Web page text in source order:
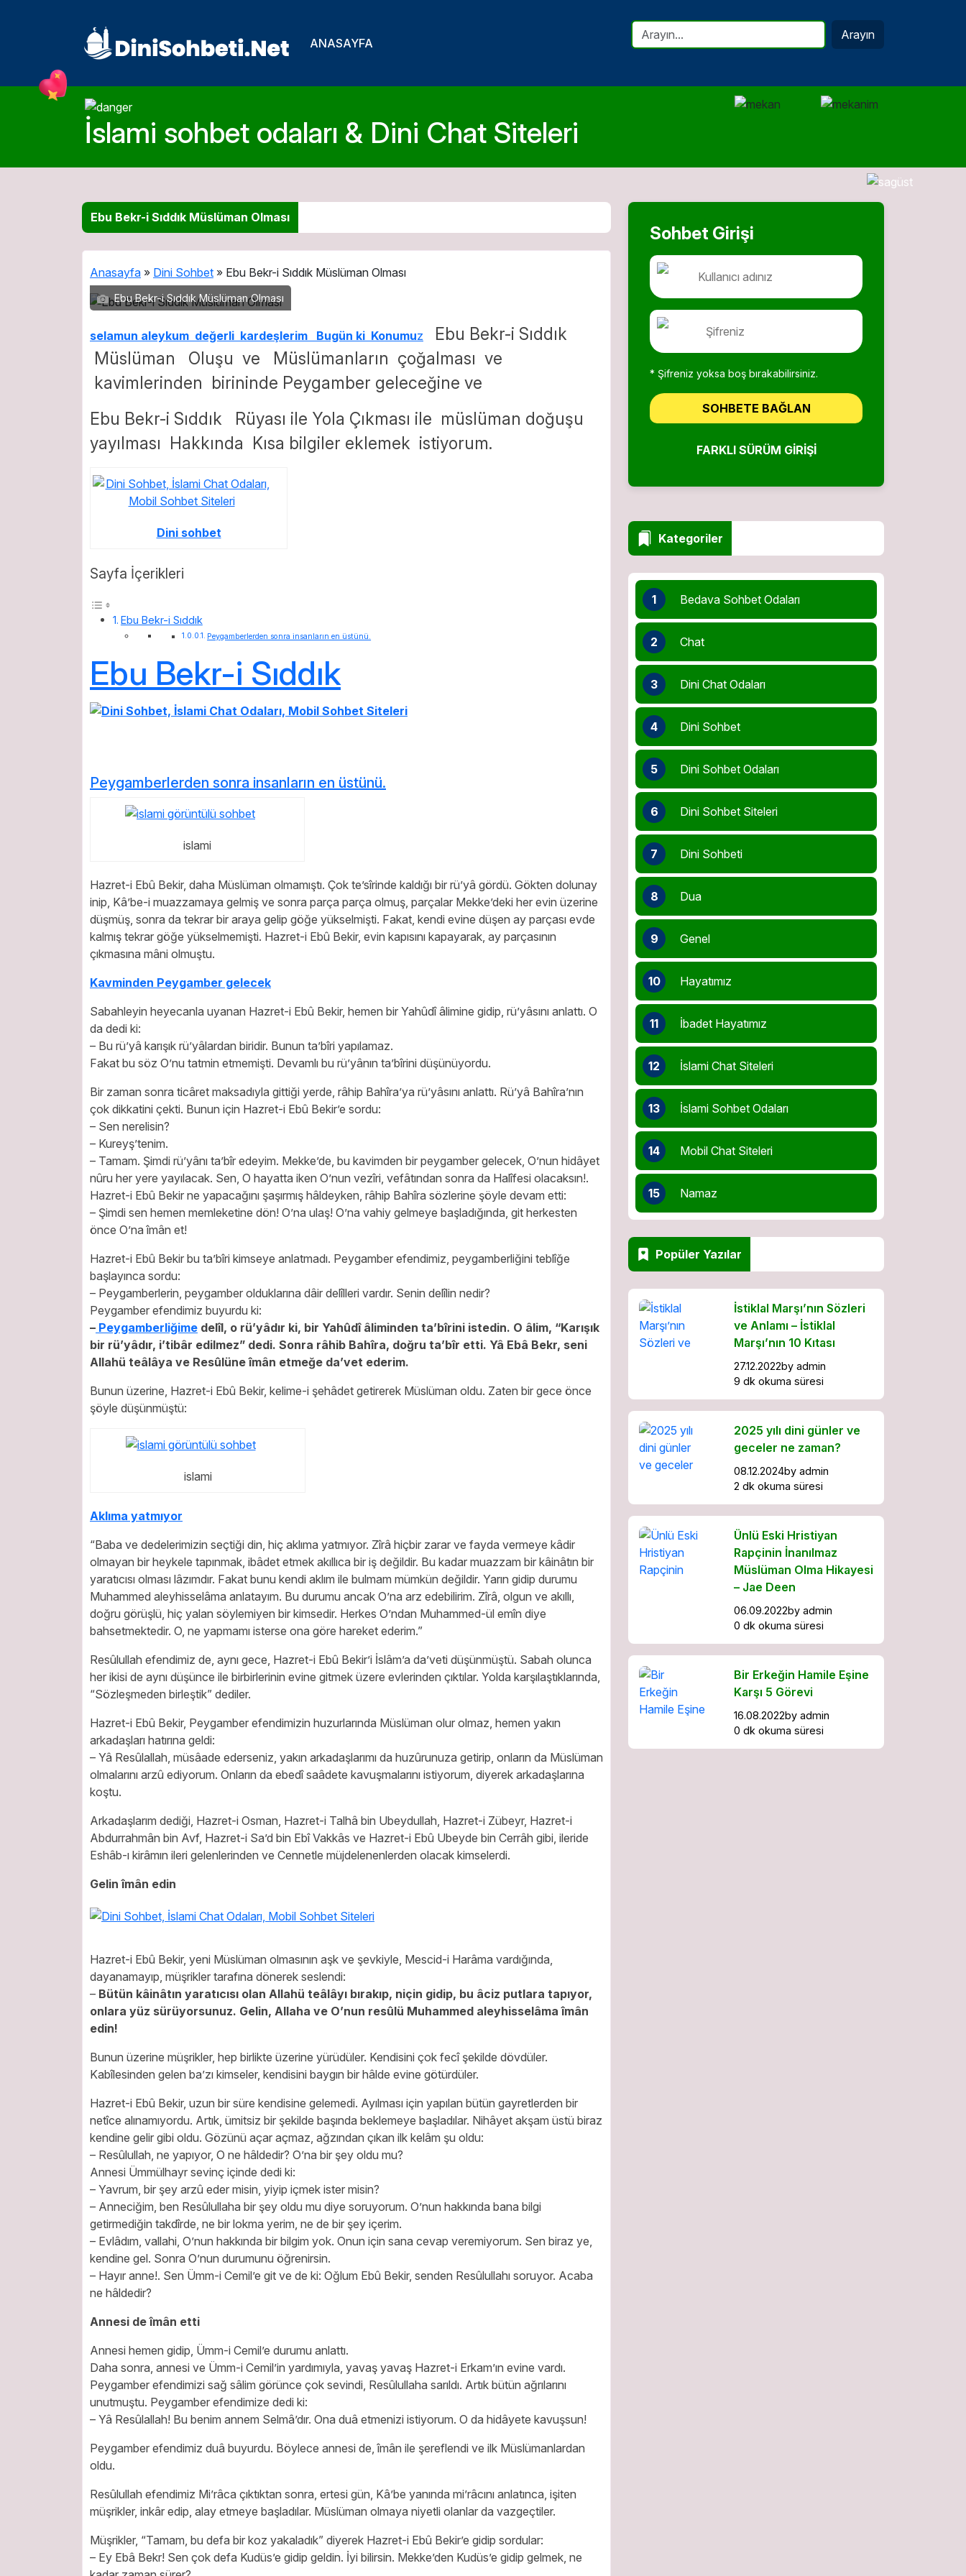
ANASAYFA
Arayın
İslami sohbet odaları & Dini Chat Siteleri
Ebu Bekr-i Sıddık Müslüman Olması
Anasayfa » Dini Sohbet » Ebu Bekr-i Sıddık Müslüman Olması
Ebu Bekr-i Sıddık Müslüman Olması
selamun aleykum değerli kardeşlerim Bugün ki Konumuz
Ebu Bekr-i Sıddık
Müslüman Oluşu ve Müslümanların çoğalması ve
kavimlerinden birininde Peygamber geleceğine ve
Ebu Bekr-i Sıddık Rüyası ile Yola Çıkması ile müslüman doğuşu
yayılması Hakkında Kısa bilgiler eklemek istiyorum.
Dini sohbet
Sayfa İçerikleri
Ebu Bekr-i Sıddık
Peygamberlerden sonra insanların en üstünü.
Ebu Bekr-i Sıddık
Peygamberlerden sonra insanların en üstünü.
islami
Hazret-i Ebû Bekir, daha Müslüman olmamıştı. Çok te’sîrinde kaldığı bir rü’yâ gördü. Gökten dolunay
inip, Kâ’be-i muazzamaya gelmiş ve sonra parça parça olmuş, parçalar Mekke’deki her evin üzerine
düşmüş, sonra da tekrar bir araya gelip göğe yükselmişti. Fakat, kendi evine düşen ay parçası evde
kalmış tekrar göğe yükselmemişti. Hazret-i Ebû Bekir, evin kapısını kapayarak, ay parçasının
çıkmasına mâni olmuştu.
Kavminden Peygamber gelecek
Sabahleyin heyecanla uyanan Hazret-i Ebû Bekir, hemen bir Yahûdî âlimine gidip, rü’yâsını anlattı. O
da dedi ki:
– Bu rü’yâ karışık rü’yâlardan biridir. Bunun ta’bîri yapılamaz.
Fakat bu söz O’nu tatmin etmemişti. Devamlı bu rü’yânın ta’bîrini düşünüyordu.
Bir zaman sonra ticâret maksadıyla gittiği yerde, râhip Bahîra’ya rü’yâsını anlattı. Rü’yâ Bahîra’nın
çok dikkatini çekti. Bunun için Hazret-i Ebû Bekir’e sordu:
– Sen nerelisin?
– Kureyş’tenim.
– Tamam. Şimdi rü’yânı ta’bîr edeyim. Mekke’de, bu kavimden bir peygamber gelecek, O’nun hidâyet
nûru her yere yayılacak. Sen, O hayatta iken O’nun vezîri, vefâtından sonra da Halîfesi olacaksın!.
Hazret-i Ebû Bekir ne yapacağını şaşırmış hâldeyken, râhip Bahîra sözlerine şöyle devam etti:
– Şimdi sen hemen memleketine dön! O’na ulaş! O’na vahiy gelmeye başladığında, git herkesten
önce O’na îmân et!
Hazret-i Ebû Bekir bu ta’bîri kimseye anlatmadı. Peygamber efendimiz, peygamberliğini teblîğe
başlayınca sordu:
– Peygamberlerin, peygamber olduklarına dâir delîlleri vardır. Senin delîlin nedir?
Peygamber efendimiz buyurdu ki:
– Peygamberliğime delîl, o rü’yâdır ki, bir Yahûdî âliminden ta’bîrini istedin. O âlim, “Karışık
bir rü’yâdır, i’tibâr edilmez” dedi. Sonra râhib Bahîra, doğru ta’bîr etti. Yâ Ebâ Bekr, seni
Allahü teâlâya ve Resûlüne îmân etmeğe da’vet ederim.
Bunun üzerine, Hazret-i Ebû Bekir, kelime-i şehâdet getirerek Müslüman oldu. Zaten bir gece önce
şöyle düşünmüştü:
islami
Aklıma yatmıyor
“Baba ve dedelerimizin seçtiği din, hiç aklıma yatmıyor. Zîrâ hiçbir zarar ve fayda vermeye kâdir
olmayan bir heykele tapınmak, ibâdet etmek akıllıca bir iş değildir. Bu kadar muazzam bir kâinâtın bir
yaratıcısı olması lâzımdır. Fakat bunu kendi aklım ile bulmam mümkün değildir. Yarın gidip durumu
Muhammed aleyhisselâma anlatayım. Bu durumu ancak O’na arz edebilirim. Zîrâ, olgun ve akıllı,
doğru görüşlü, hiç yalan söylemiyen bir kimsedir. Herkes O’ndan Muhammed-ül emîn diye
bahsetmektedir. O, ne yapmamı isterse ona göre hareket ederim.”
Resûlullah efendimiz de, aynı gece, Hazret-i Ebû Bekir’i İslâm’a da’veti düşünmüştü. Sabah olunca
her ikisi de aynı düşünce ile birbirlerinin evine gitmek üzere evlerinden çıktılar. Yolda karşılaştıklarında,
“Sözleşmeden birleştik” dediler.
Hazret-i Ebû Bekir, Peygamber efendimizin huzurlarında Müslüman olur olmaz, hemen yakın
arkadaşları hatırına geldi:
– Yâ Resûlallah, müsâade ederseniz, yakın arkadaşlarımı da huzûrunuza getirip, onların da Müslüman
olmalarını arzû ediyorum. Onların da ebedî saâdete kavuşmalarını istiyorum, diyerek arkadaşlarına
koştu.
Arkadaşlarım dediği, Hazret-i Osman, Hazret-i Talhâ bin Ubeydullah, Hazret-i Zübeyr, Hazret-i
Abdurrahmân bin Avf, Hazret-i Sa’d bin Ebî Vakkâs ve Hazret-i Ebû Ubeyde bin Cerrâh gibi, ileride
Eshâb-ı kirâmın ileri gelenlerinden ve Cennetle müjdelenenlerden olacak kimselerdi.
Gelin îmân edin
Hazret-i Ebû Bekir, yeni Müslüman olmasının aşk ve şevkiyle, Mescid-i Harâma vardığında,
dayanamayıp, müşrikler tarafına dönerek seslendi:
– Bütün kâinâtın yaratıcısı olan Allahü teâlâyı bırakıp, niçin gidip, bu âciz putlara tapıyor,
onlara yüz sürüyorsunuz. Gelin, Allaha ve O’nun resûlü Muhammed aleyhisselâma îmân
edin!
Bunun üzerine müşrikler, hep birlikte üzerine yürüdüler. Kendisini çok fecî şekilde dövdüler.
Kabîlesinden gelen ba’zı kimseler, kendisini baygın bir hâlde evine götürdüler.
Hazret-i Ebû Bekir, uzun bir süre kendisine gelemedi. Ayılması için yapılan bütün gayretlerden bir
netîce alınamıyordu. Artık, ümitsiz bir şekilde başında beklemeye başladılar. Nihâyet akşam üstü biraz
kendine gelir gibi oldu. Gözünü açar açmaz, ağzından çıkan ilk kelâm şu oldu:
– Resûlullah, ne yapıyor, O ne hâldedir? O’na bir şey oldu mu?
Annesi Ümmülhayr sevinç içinde dedi ki:
– Yavrum, bir şey arzû eder misin, yiyip içmek ister misin?
– Anneciğim, ben Resûlullaha bir şey oldu mu diye soruyorum. O’nun hakkında bana bilgi
getirmediğin takdîrde, ne bir lokma yerim, ne de bir şey içerim.
– Evlâdım, vallahi, O’nun hakkında bir bilgim yok. Onun için sana cevap veremiyorum. Sen biraz ye,
kendine gel. Sonra O’nun durumunu öğrenirsin.
– Hayır anne!. Sen Ümm-i Cemil’e git ve de ki: Oğlum Ebû Bekir, senden Resûlullahı soruyor. Acaba
ne hâldedir?
Annesi de îmân etti
Annesi hemen gidip, Ümm-i Cemil’e durumu anlattı.
Daha sonra, annesi ve Ümm-i Cemil’in yardımıyla, yavaş yavaş Hazret-i Erkam’ın evine vardı.
Peygamber efendimizi sağ sâlim görünce çok sevindi, Resûlullaha sarıldı. Artık bütün ağrılarını
unutmuştu. Peygamber efendimize dedi ki:
– Yâ Resûlallah! Bu benim annem Selmâ’dır. Ona duâ etmenizi istiyorum. O da hidâyete kavuşsun!
Peygamber efendimiz duâ buyurdu. Böylece annesi de, îmân ile şereflendi ve ilk Müslümanlardan
oldu.
Resûlullah efendimiz Mi’râca çıktıktan sonra, ertesi gün, Kâ’be yanında mi’râcını anlatınca, işiten
müşrikler, inkâr edip, alay etmeye başladılar. Müslüman olmaya niyetli olanlar da vazgeçtiler.
Müşrikler, “Tamam, bu defa bir koz yakaladık” diyerek Hazret-i Ebû Bekir’e gidip sordular:
– Ey Ebâ Bekr! Sen çok defa Kudüs’e gidip geldin. İyi bilirsin. Mekke’den Kudüs’e gidip gelmek, ne
Sohbet Girişi
* Şifreniz yoksa boş bırakabilirsiniz.
SOHBETE BAĞLAN
FARKLI SÜRÜM GIRIŞI
Kategoriler
1 Bedava Sohbet Odaları
2 Chat
3 Dini Chat Odaları
4 Dini Sohbet
5 Dini Sohbet Odaları
6 Dini Sohbet Siteleri
7 Dini Sohbeti
8 Dua
9 Genel
10 Hayatımız
11 İbadet Hayatımız
12 İslami Chat Siteleri
13 İslami Sohbet Odaları
14 Mobil Chat Siteleri
15 Namaz
Popüler Yazılar
İstiklal Marşı’nın Sözleri
ve Anlamı – İstiklal
Marşı’nın 10 Kıtası
27.12.2022by admin
9 dk okuma süresi
2025 yılı dini günler ve
geceler ne zaman?
08.12.2024by admin
2 dk okuma süresi
Ünlü Eski Hristiyan
Rapçinin İnanılmaz
Müslüman Olma Hikayesi
– Jae Deen
06.09.2022by admin
0 dk okuma süresi
Bir Erkeğin Hamile Eşine
Karşı 5 Görevi
16.08.2022by admin
0 dk okuma süresi